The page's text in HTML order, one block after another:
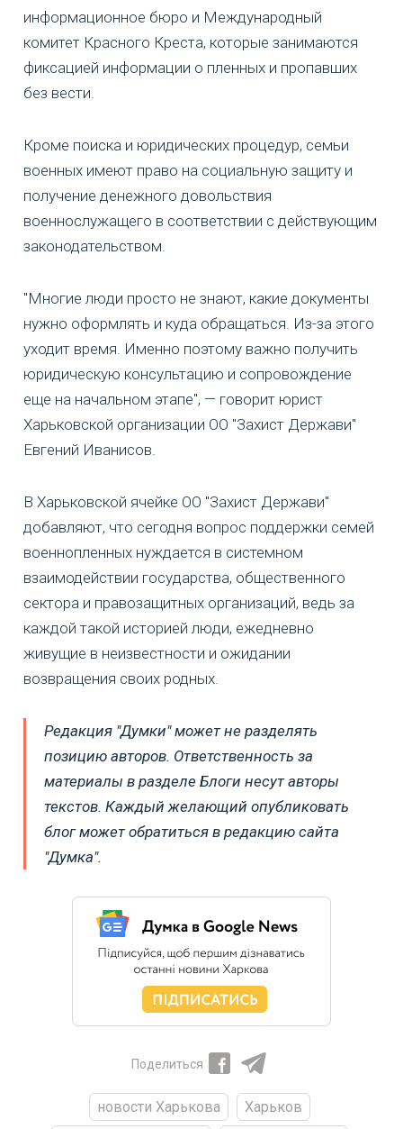
информационное бюро и Международный
комитет Красного Креста, которые занимаются
фиксацией информации о пленных и пропавших
без вести.
Кроме поиска и юридических процедур, семьи
военных имеют право на социальную защиту и
получение денежного довольствия
военнослужащего в соответствии с действующим
законодательством.
"Многие люди просто не знают, какие документы
нужно оформлять и куда обращаться. Из-за этого
уходит время. Именно поэтому важно получить
юридическую консультацию и сопровождение
еще на начальном этапе", — говорит юрист
Харьковской организации ОО "Захист Держави"
Евгений Иванисов.
В Харьковской ячейке ОО "Захист Держави"
добавляют, что сегодня вопрос поддержки семей
военнопленных нуждается в системном
взаимодействии государства, общественного
сектора и правозащитных организаций, ведь за
каждой такой историей люди, ежедневно
живущие в неизвестности и ожидании
возвращения своих родных.
Редакция "Думки" может не разделять
позицию авторов. Ответственность за
материалы в разделе Блоги несут авторы
текстов. Каждый желающий опубликовать
блог может обратиться в редакцию сайта
"Думка".
Поделиться
новости Харькова
Харьков